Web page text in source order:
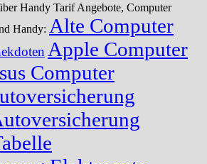
Handy Tarif Angebote, Computer
Handy: Alte Computer
Apple Computer
Computer